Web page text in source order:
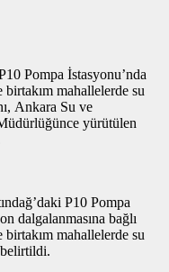
Pompa İstasyonu’nda
birtakım mahallelerde su
Ankara Su ve
yürütülen
P10 Pompa
dalgalanmasına bağlı
birtakım mahallelerde su
belirtildi.